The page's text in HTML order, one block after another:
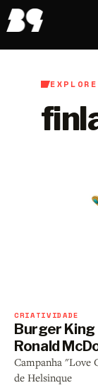
EXPLORE
CRIATIVIDADE
Burger
Ronald
Campanha "Love
de Helsinque